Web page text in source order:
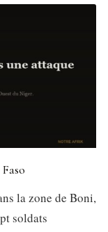
la zone de Boni,
soldats